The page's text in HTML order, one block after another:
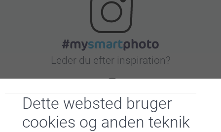
Dette websted bruger
cookies og anden teknik
Leder du efter inspiration?